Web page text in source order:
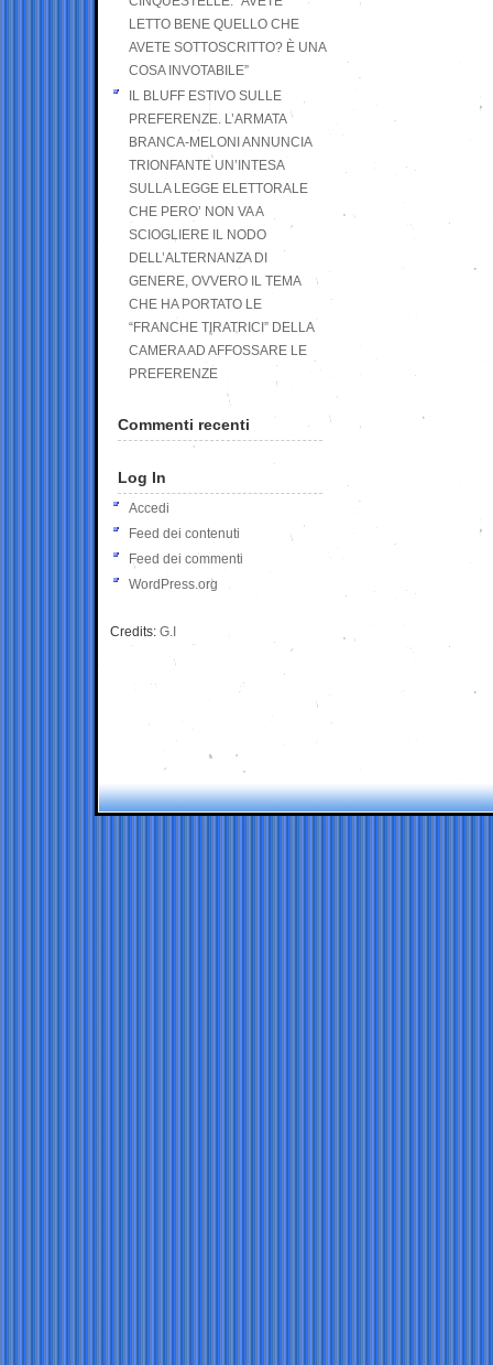
LETTO BENE QUELLO CHE
AVETE SOTTOSCRITTO? È UNA
COSA INVOTABILE”
IL BLUFF ESTIVO SULLE
PREFERENZE. L’ARMATA
BRANCA-MELONI ANNUNCIA
TRIONFANTE UN’INTESA
SULLA LEGGE ELETTORALE
CHE PERO’ NON VA A
SCIOGLIERE IL NODO
DELL’ALTERNANZA DI
GENERE, OVVERO IL TEMA
CHE HA PORTATO LE
“FRANCHE TIRATRICI” DELLA
CAMERA AD AFFOSSARE LE
PREFERENZE
Commenti recenti
Log In
Accedi
Feed dei contenuti
Feed dei commenti
WordPress.org
Credits: G.I